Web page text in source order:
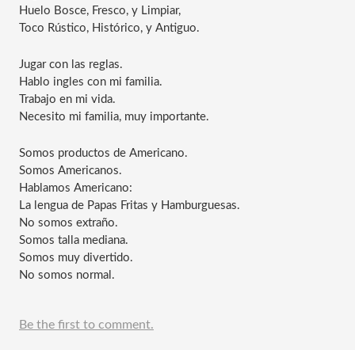
Huelo Bosce, Fresco, y Limpiar,
Toco Rústico, Histórico, y Antiguo.
Jugar con las reglas.
Hablo ingles con mi familia.
Trabajo en mi vida.
Necesito mi familia, muy importante.
Somos productos de Americano.
Somos Americanos.
Hablamos Americano:
La lengua de Papas Fritas y Hamburguesas.
No somos extraño.
Somos talla mediana.
Somos muy divertido.
No somos normal.
Be the first to comment.